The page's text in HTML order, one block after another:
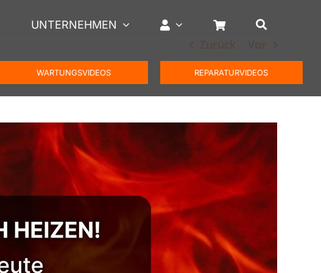
UNTERNEHMEN
WARTUNGSVIDEOS REPARATURVIDEOS
Zurück Vor